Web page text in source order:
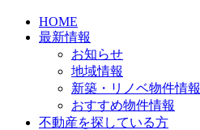
HOME
最新情報
お知らせ
地域情報
新築・リノベ物件情報
おすすめ物件情報
不動産を探している方